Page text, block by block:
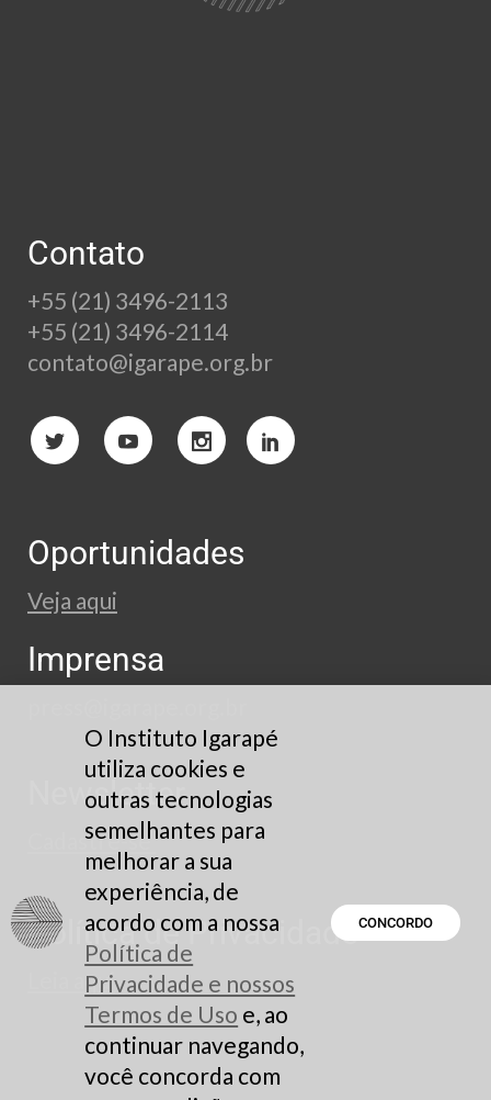
Contato
+55 (21) 3496-2113
+55 (21) 3496-2114
contato@igarape.org.br
Oportunidades
Veja aqui
Imprensa
Newsletter
Cadastre-se
Política de Privacidade
Leia aqui
O Instituto Igarapé
utiliza cookies e
outras tecnologias
semelhantes para
melhorar a sua
experiência, de
acordo com a nossa
Política de
Privacidade e nossos
Termos de Uso e, ao
continuar navegando,
você concorda com
CONCORDO